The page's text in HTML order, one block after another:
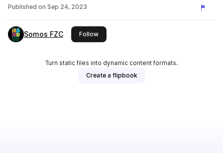
Published on Sep 24, 2023
Somos FZC Followthis publisher
Turn static files into dynamic content formats.
Create a flipbook